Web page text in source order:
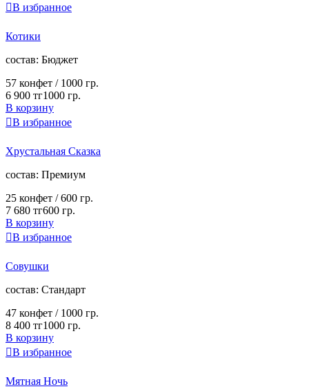
В избранное
Котики
cостав: Бюджет
57 конфет / 1000 гр.
6 900 тг1000 гр.
В корзину
В избранное
Хрустальная Сказка
cостав: Премиум
25 конфет /600 гр.
7 680 тг600 гр.
В корзину
В избранное
Совушки
cостав: Стандарт
47 конфет / 1000 гр.
8 400 тг1000 гр.
В корзину
В избранное
Мятная Ночь